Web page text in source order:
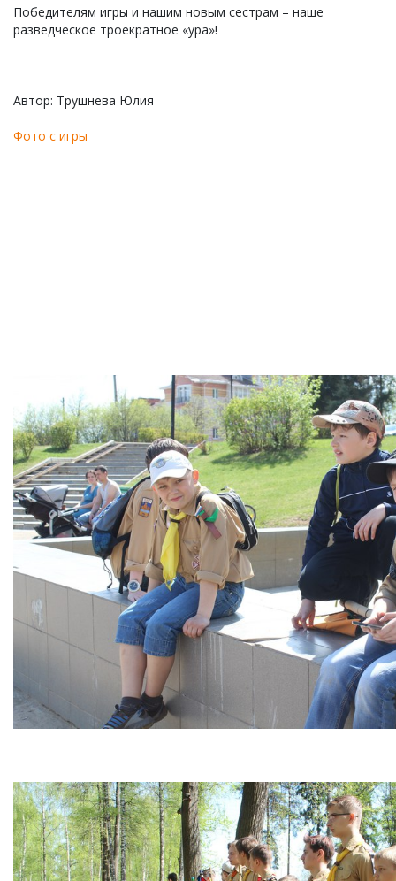
Победителям игры и нашим новым сестрам – наше
разведческое троекратное «ура»!
Автор: Трушнева Юлия
Фото с игры